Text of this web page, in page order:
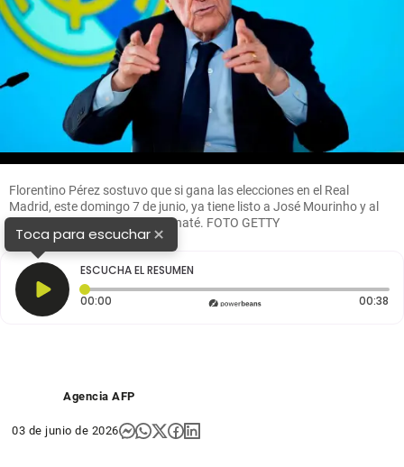
Florentino Pérez sostuvo que si gana las elecciones en el Real
Madrid, este domingo 7 de junio, ya tiene listo a José Mourinho y al
defensor francés Ibrahima Konaté. FOTO GETTY
Toca para escuchar×
ESCUCHA EL RESUMEN
00:00 Tiempo transcurrido: 0 segundos 00:38
Agencia AFP
03 de junio de 2026